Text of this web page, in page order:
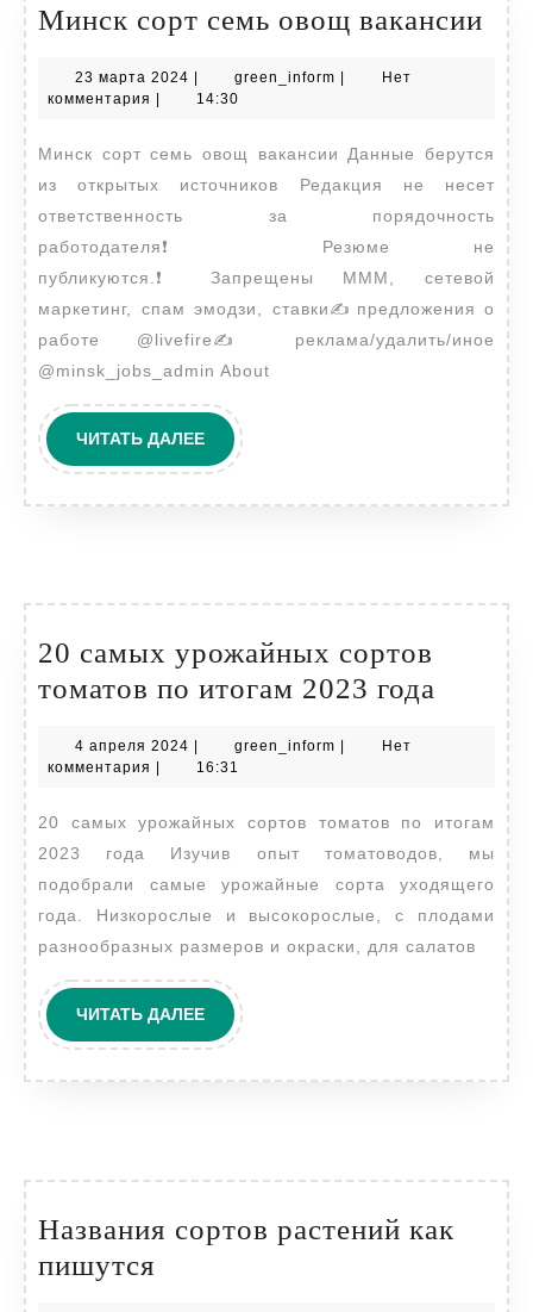
Минск сорт семь овощ вакансии
23 марта 2024 23
марта
| green_inform green_inform
|
Нет
комментария | 14:30
Минск сорт семь овощ вакансии Данные берутся
из открытых источников Редакция не несет
ответственность за порядочность
работодателя❗️Резюме не
публикуются.❗️Запрещены МММ, сетевой
маркетинг, cпам эмодзи, ставки✍️предложения о
работе @livefire✍️реклама/удалить/иное
@minsk_jobs_admin About
ЧИТАТЬ ДАЛЕЕЧИТАТЬ
ДАЛЕЕ
20 самых урожайных сортов
томатов по итогам 2023 года
самых
сортов
по
итогам
2023
4 апреля 2024 4
апреля
green_inform green_inform
Нет
комментария
16:31
20 самых урожайных сортов томатов по итогам
2023 года Изучив опыт томатоводов, мы
подобрали самые урожайные сорта уходящего
года. Низкорослые и высокорослые, с плодами
разнообразных размеров и окраски, для салатов
ЧИТАТЬ ДАЛЕЕЧИТАТЬ
ДАЛЕЕ
Названия сортов растений как
пишутся